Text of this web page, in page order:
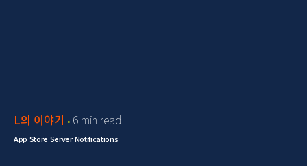
L의 이야기 6 min read
App Store Server Notifications